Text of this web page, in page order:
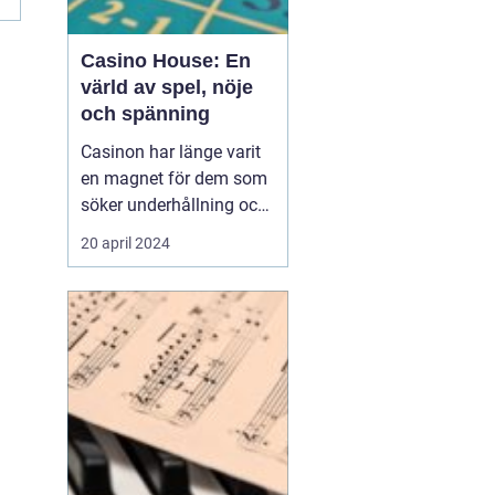
Casino House: En
värld av spel, nöje
och spänning
Casinon har länge varit
en magnet för dem som
söker underhållning och
en chans att pröva sin
lycka. Från de glittrande
de virtuella spelen på
internet, erbjuder
casinovärlden en un...
20 april 2024